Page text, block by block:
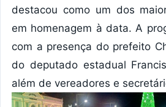
destacou como um dos
em homenagem à data. A
com a presença do prefeito
do deputado estadual
além de vereadores e